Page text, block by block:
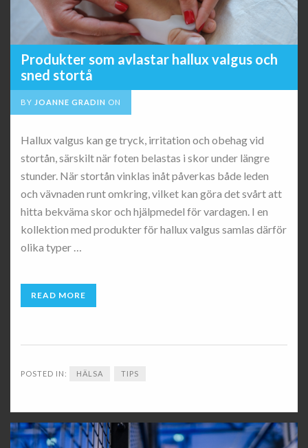
Produkter som avlastar hallux valgus och
sned stortå
BY JOANNE GRADIN ON
Hallux valgus kan ge tryck, irritation och obehag vid
stortån, särskilt när foten belastas i skor under längre
stunder. När stortån vinklas inåt påverkas både leden
och vävnaden runt omkring, vilket kan göra det svårt att
hitta bekväma skor och hjälpmedel för vardagen. I en
kollektion med produkter för hallux valgus samlas därför
olika typer …
READ MORE
POSTED IN: HÄLSA TIPS